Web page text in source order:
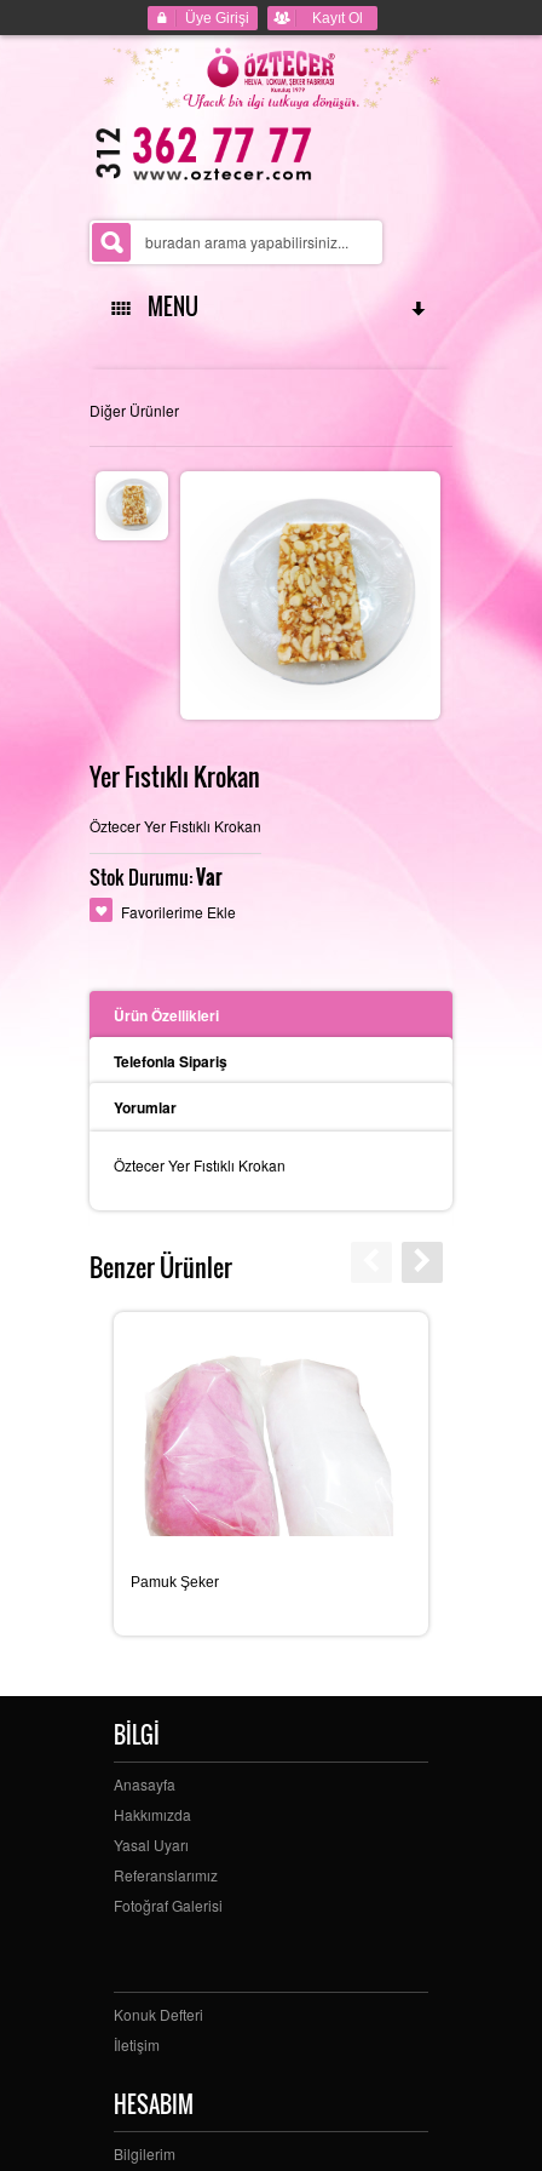
Üye Girişi Kayıt Ol
MENU
ANASAYFA
HAKKIMIZDA
REFERANSLARIMIZ
FOTOĞRAF GALERISI
PERAKENDE SATIŞ MAĞAZAMIZ
İLETIŞIM
Diğer Ürünler
Yer Fıstıklı Krokan
Öztecer Yer Fıstıklı Krokan
Stok Durumu:Var
Favorilerime Ekle
Ürün Özellikleri
Telefonla Sipariş
Yorumlar
Öztecer Yer Fıstıklı Krokan
Benzer Ürünler
Pamuk Şeker
BİLGİ
Anasayfa
Hakkımızda
Yasal Uyarı
Referanslarımız
Fotoğraf Galerisi
Konuk Defteri
İletişim
HESABIM
Bilgilerim